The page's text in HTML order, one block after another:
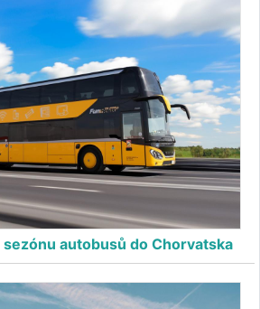
autobusů do Chorvatska